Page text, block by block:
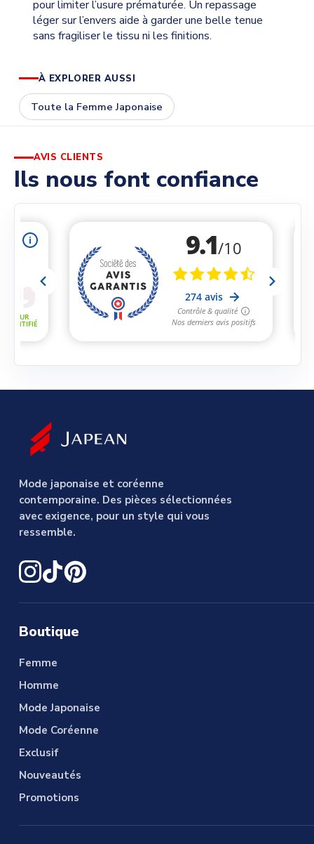
pour limiter l’usure prématurée. Un repassage
léger sur l’envers aide à garder une belle tenue
sans fragiliser le tissu ni les finitions.
À EXPLORER AUSSI
Toute la Femme Japonaise
AVIS CLIENTS
Ils nous font confiance
Mode japonaise et coréenne
contemporaine. Des pièces sélectionnées
avec exigence, pour un style qui vous
ressemble.
Boutique
Femme
Homme
Mode Japonaise
Mode Coréenne
Exclusif
Nouveautés
Promotions